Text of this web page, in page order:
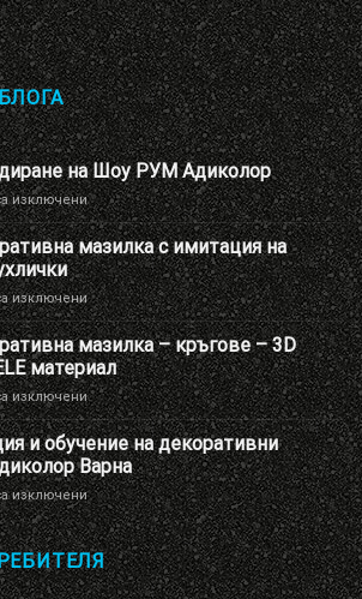
на Шоу РУМ Адиколор
изключениза
Ново
брандиране
на
Шоу
РУМ
Адиколор
мазилка с имитация на
изключениза
Нова
декоративна
мазилка
с
имитация
на
перлени
тухлички
мазилка – кръгове – 3D
материал
изключениза
Нова
декоративна
мазилка
–
кръгове
–
3D
ефект
с
и обучение на декоративни
Варна
изключениза
Презентация
и
обучение
на